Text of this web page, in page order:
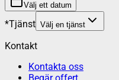
Välj ett datum
*Tjänst Välj en tjänst
Kontakt
Kontakta oss